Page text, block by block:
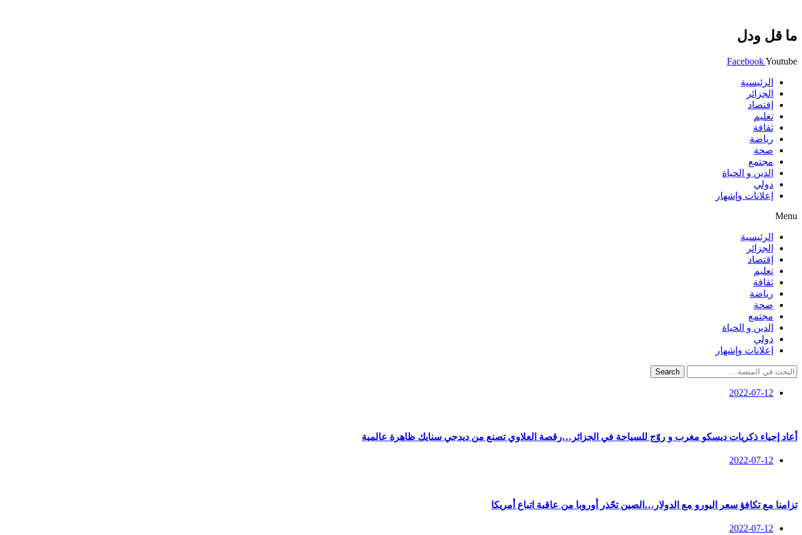
ما قل ودل
FacebookYoutube
الرئيسية
الجزائر
إقتصاد
تعليم
ثقافة
رياضة
صحة
مجتمع
الدين و الحياة
دولي
إعلانات وإشهار
Menu
الرئيسية
الجزائر
إقتصاد
تعليم
ثقافة
رياضة
صحة
مجتمع
الدين و الحياة
دولي
إعلانات وإشهار
Search
2022-07-12
أعاد إحياء ذكريات ديسكو مغرب و روّج للسياحة في الجزائر…رقصة العلاوي تصنع من ديدجي سنايك ظاهرة عالمية
2022-07-12
تزامنا مع تكافؤ سعر اليورو مع الدولار…الصين تحّذر أوروبا من عاقبة اتباع أمريكا
2022-07-12